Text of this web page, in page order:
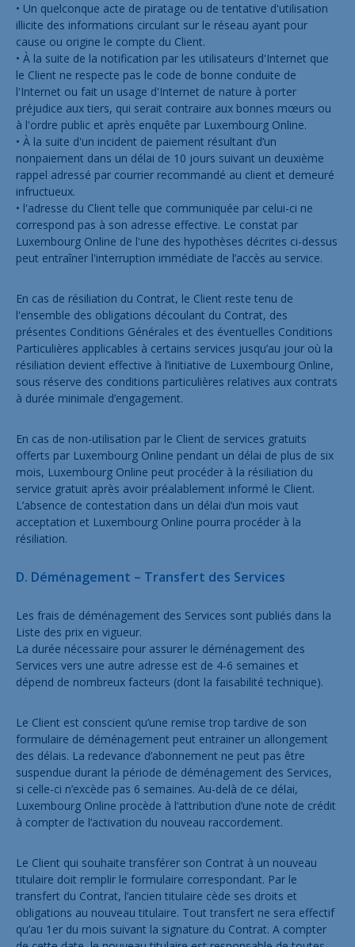
• Un quelconque acte de piratage ou de tentative d'utilisation
illicite des informations circulant sur le réseau ayant pour
cause ou origine le compte du Client.
• À la suite de la notification par les utilisateurs d'Internet que
le Client ne respecte pas le code de bonne conduite de
l'Internet ou fait un usage d'Internet de nature à porter
préjudice aux tiers, qui serait contraire aux bonnes mœurs ou
à l'ordre public et après enquête par Luxembourg Online.
• À la suite d'un incident de paiement résultant d’un
nonpaiement dans un délai de 10 jours suivant un deuxième
rappel adressé par courrier recommandé au client et demeuré
infructueux.
• l'adresse du Client telle que communiquée par celui-ci ne
correspond pas à son adresse effective. Le constat par
Luxembourg Online de l'une des hypothèses décrites ci-dessus
peut entraîner l'interruption immédiate de l’accès au service.
En cas de résiliation du Contrat, le Client reste tenu de
l'ensemble des obligations découlant du Contrat, des
présentes Conditions Générales et des éventuelles Conditions
Particulières applicables à certains services jusqu’au jour où la
résiliation devient effective à l’initiative de Luxembourg Online,
sous réserve des conditions particulières relatives aux contrats
à durée minimale d’engagement.
En cas de non-utilisation par le Client de services gratuits
offerts par Luxembourg Online pendant un délai de plus de six
mois, Luxembourg Online peut procéder à la résiliation du
service gratuit après avoir préalablement informé le Client.
L’absence de contestation dans un délai d’un mois vaut
acceptation et Luxembourg Online pourra procéder à la
résiliation.
D. Déménagement – Transfert des Services
Les frais de déménagement des Services sont publiés dans la
Liste des prix en vigueur.
La durée nécessaire pour assurer le déménagement des
Services vers une autre adresse est de 4-6 semaines et
dépend de nombreux facteurs (dont la faisabilité technique).
Le Client est conscient qu’une remise trop tardive de son
formulaire de déménagement peut entrainer un allongement
des délais. La redevance d’abonnement ne peut pas être
suspendue durant la période de déménagement des Services,
si celle-ci n’excède pas 6 semaines. Au-delà de ce délai,
Luxembourg Online procède à l’attribution d’une note de crédit
à compter de l’activation du nouveau raccordement.
Le Client qui souhaite transférer son Contrat à un nouveau
titulaire doit remplir le formulaire correspondant. Par le
transfert du Contrat, l’ancien titulaire cède ses droits et
obligations au nouveau titulaire. Tout transfert ne sera effectif
qu’au 1er du mois suivant la signature du Contrat. A compter